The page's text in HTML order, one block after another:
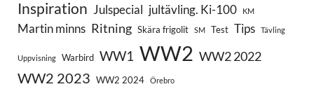
Inspiration Julspecial jultävling. Ki-100 KM
Martin minns Ritning Skära frigolit SM Test Tips Tävling
Uppvisning Warbird WW1 WW2 WW2 2022
WW2 2023 WW2 2024 Örebro